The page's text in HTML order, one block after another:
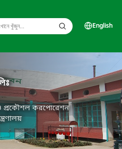
English
প্রকৌশল করপোরেশন